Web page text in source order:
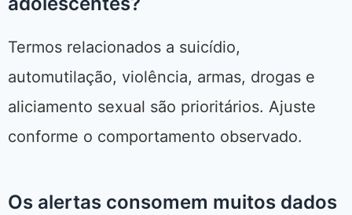
Termos relacionados a suicídio,
automutilação, violência, armas, drogas e
aliciamento sexual são prioritários. Ajuste
conforme o comportamento observado.
Os alertas consomem muitos dados